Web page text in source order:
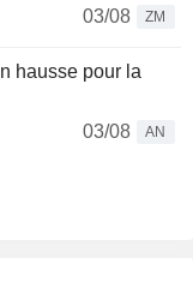
03/08
ZM
hausse pour la
03/08
AN